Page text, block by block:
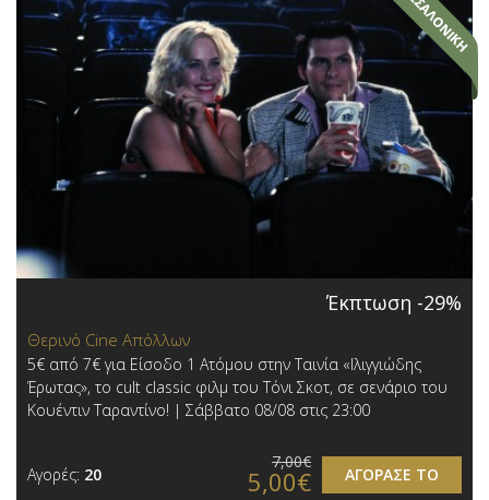
Έκπτωση -29%
Θερινό Cine Απόλλων
5€ από 7€ για Είσοδο 1 Ατόμου στην Ταινία «Ιλιγγιώδης
Έρωτας», το cult classic φιλμ του Τόνι Σκοτ, σε σενάριο του
Κουέντιν Ταραντίνο! | Σάββατο 08/08 στις 23:00
Αγορές: 20 ΑΓΟΡΑΣΕ ΤΟ
7,00€
5,00€